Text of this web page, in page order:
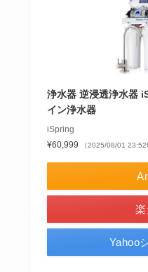
浄水器 逆浸透浄水器
イン浄水器
iSpring
¥60,999
（2025/08/01 23:52
Yahoo